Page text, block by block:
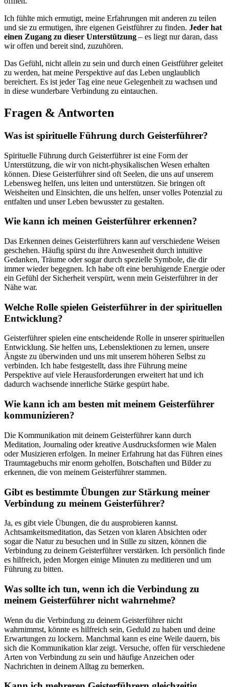
Ich fühlte mich ermutigt, meine Erfahrungen mit anderen zu teilen
und sie zu ermutigen, ihre eigenen Geistführer zu finden. Jeder hat
einen Zugang zu dieser Unterstützung – es liegt nur daran, dass
wir offen und bereit sind, zuzuhören.
Das Gefühl, nicht allein zu sein und durch einen Geistführer geleitet
zu werden, hat meine Perspektive auf das Leben unglaublich
bereichert. Es ist jeder Tag eine neue Gelegenheit zu wachsen und
in diese wunderbare Verbindung zu eintauchen.
Fragen & Antworten
Was ist spirituelle Führung durch Geisterführer?
Spirituelle Führung durch Geisterführer ist eine Form der
Unterstützung, die wir von nicht-physikalischen Wesen erhalten
können. Diese Geisterführer sind oft Seelen, die uns auf unserem
Lebensweg helfen, uns leiten und unterstützen. Sie bringen oft
Weisheiten und Einsichten, die uns helfen, unser volles Potenzial zu
entfalten und unser Leben bewusster zu gestalten.
Wie kann ich meinen Geisterführer erkennen?
Das Erkennen deines Geisterführers kann auf verschiedene Weisen
geschehen. Häufig spürst du ihre Anwesenheit durch intuitive
Gedanken, Träume oder sogar durch spezielle Symbole, die dir
immer wieder begegnen. Ich habe oft eine beruhigende Energie oder
ein Gefühl der Sicherheit verspürt, wenn mein Geisterführer in der
Nähe war.
Welche Rolle spielen Geisterführer in der spirituellen
Entwicklung?
Geisterführer spielen eine entscheidende Rolle in unserer spirituellen
Entwicklung. Sie helfen uns, Lebenslektionen zu lernen, unsere
Ängste zu überwinden und uns mit unserem höheren Selbst zu
verbinden. Ich habe festgestellt, dass ihre Führung meine
Perspektive auf viele Herausforderungen erweitert hat und ich
dadurch wachsende innerliche Stärke gespürt habe.
Wie kann ich am besten mit meinem Geisterführer
kommunizieren?
Die Kommunikation mit deinem Geisterführer kann durch
Meditation, Journaling oder kreative Ausdrucksformen wie Malen
oder Musizieren erfolgen. In meiner Erfahrung hat das Führen eines
Traumtagebuchs mir enorm geholfen, Botschaften und Bilder zu
erkennen, die von meinem Geisterführer stammen.
Gibt es bestimmte Übungen zur Stärkung meiner
Verbindung zu meinem Geisterführer?
Ja, es gibt viele Übungen, die du ausprobieren kannst.
Achtsamkeitsmeditation, das Setzen von klaren Absichten oder
sogar die Natur zu besuchen und in Stille zu sitzen, können die
Verbindung zu deinem Geisterführer verstärken. Ich persönlich finde
es hilfreich, jeden Morgen einige Minuten zu meditieren und um
Führung zu bitten.
Was sollte ich tun, wenn ich die Verbindung zu
meinem Geisterführer nicht wahrnehme?
Wenn du die Verbindung zu deinem Geisterführer nicht
wahrnimmst, könnte es hilfreich sein, Geduld zu haben und deine
Erwartungen zu lockern. Manchmal kann es eine Weile dauern, bis
sich die Kommunikation klar zeigt. Versuche, offen für verschiedene
Arten von Verbindung zu sein und häufige Anzeichen oder
Nachrichten in deinem Alltag zu bemerken.